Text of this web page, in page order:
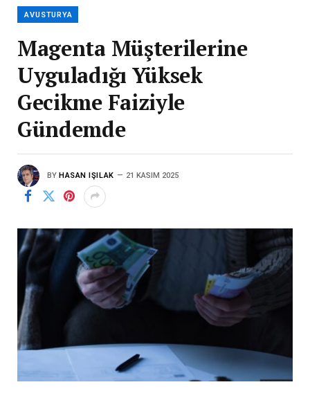
AVUSTURYA
Magenta Müşterilerine
Uyguladığı Yüksek
Gecikme Faiziyle
Gündemde
BY HASAN IŞILAK 21 KASIM 2025